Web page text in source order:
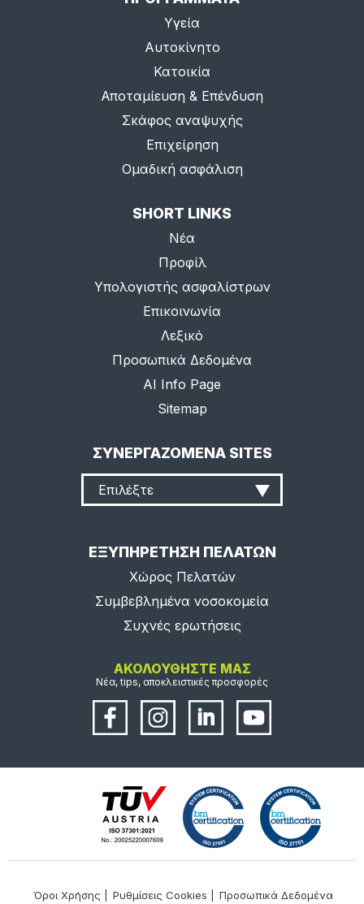
Υγεία
Αυτοκίνητο
Κατοικία
Αποταμίευση & Επένδυση
Σκάφος αναψυχής
Επιχείρηση
Ομαδική ασφάλιση
SHORT LINKS
Νέα
Προφίλ
Υπολογιστής ασφαλίστρων
Επικοινωνία
Λεξικό
Προσωπικά Δεδομένα
AI Info Page
Sitemap
ΣΥΝΕΡΓΑΖΟΜΕΝΑ SITES
Επιλέξτε
ΕΞΥΠΗΡΕΤΗΣΗ ΠΕΛΑΤΩΝ
Χώρος Πελατών
Συμβεβλημένα νοσοκομεία
Συχνές ερωτήσεις
ΑΚΟΛΟΥΘΗΣΤΕ ΜΑΣ
Νέα, tips, αποκλειστικές προσφορές
Όροι Χρήσης Ρυθμίσεις Cookies Προσωπικά Δεδομένα